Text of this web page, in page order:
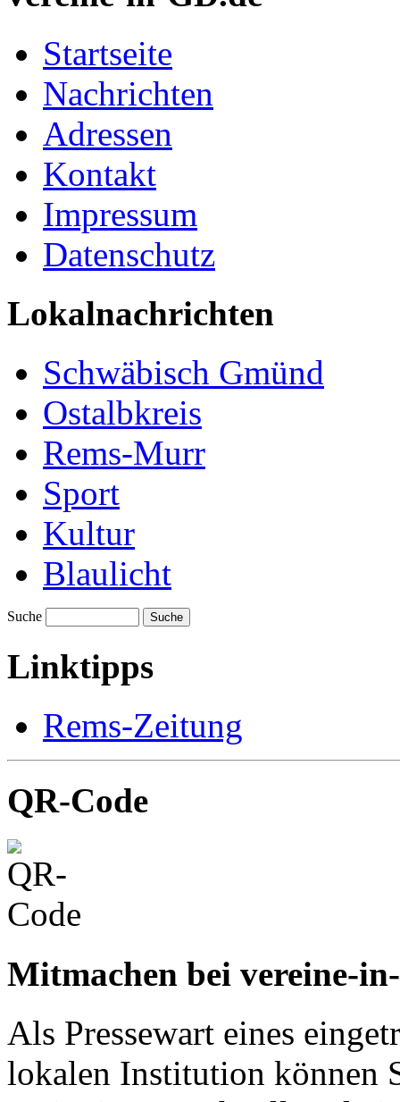
Startseite
Nachrichten
Adressen
Kontakt
Impressum
Datenschutz
Lokalnachrichten
Schwäbisch Gmünd
Ostalbkreis
Rems-Murr
Sport
Kultur
Blaulicht
Suche Suche
Linktipps
Rems-Zeitung
QR-Code
Mitmachen bei vereine-
Als Pressewart eines
lokalen Institution können